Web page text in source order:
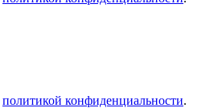
политикой конфиденциальности.